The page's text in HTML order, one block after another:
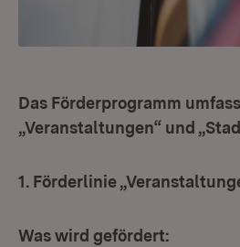
Das Förderprogramm
„Veranstaltungen“ und
1. Förderlinie
Was wird gefördert: